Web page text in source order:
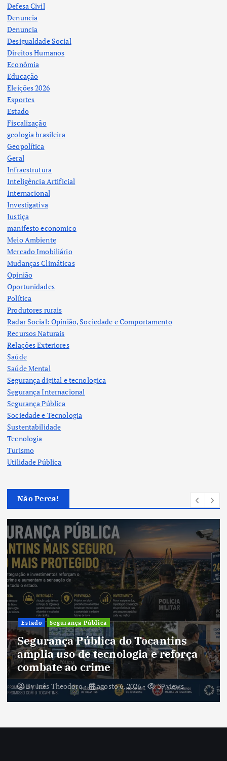
Defesa Civil
Denuncia
Denuncia
Desigualdade Social
Direitos Humanos
Econômia
Educação
Eleições 2026
Esportes
Estado
Fiscalização
geologia brasileira
Geopolítica
Geral
Infraestrutura
Inteligência Artificial
Internacional
Investigativa
Justiça
manifesto economico
Meio Ambiente
Mercado Imobiliário
Mudanças Climáticas
Opinião
Oportunidades
Política
Produtores rurais
Radar Social: Opinião, Sociedade e Comportamento
Recursos Naturais
Relações Exteriores
Saúde
Saúde Mental
Segurança digital e tecnologica
Segurança Internacional
Segurança Pública
Sociedade e Tecnologia
Sustentabilidade
Tecnologia
Turismo
Utilidade Pública
Não Perca!
Estado Segurança Pública
Segurança Pública do Tocantins
amplia uso de tecnologia e reforça
combate ao crime
ByInês Theodoro agosto 6, 2026 39 views